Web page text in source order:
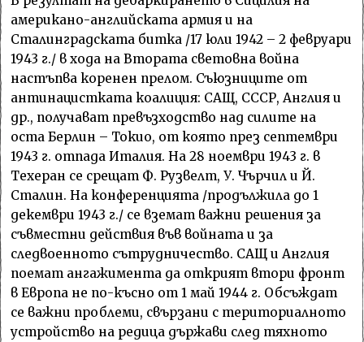
американо-английската армия и на
Сталинградската битка /17 юли 1942 – 2 февруари
1943 г./ в хода на Втората световна война
настъпва коренен прелом. Съюзниците от
антинацистката коалиция: САЩ, СССР, Англия и
др., получават превъзходство над силите на
оста Берлин – Токио, от която през септември
1943 г. отпада Италия. На 28 ноември 1943 г. в
Техеран се срещат Ф. Рузвелт, У. Чърчил и Й.
Сталин. На конференцията /продължила до 1
декември 1943 г./ се вземат важни решения за
съвместни действия във войната и за
следвоенното сътрудничество. САЩ и Англия
поемат ангажимента да открият втори фронт
в Европа не по-късно от 1 май 1944 г. Обсъждат
се важни проблеми, свързани с териториалното
устройство на редица държави след тяхното